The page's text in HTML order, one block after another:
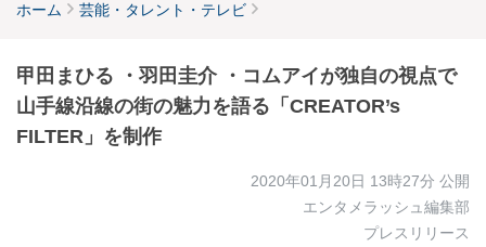
ホーム 芸能・タレント・テレビ
甲田まひる ・羽田圭介 ・コムアイが独自の視点で
山手線沿線の街の魅力を語る「CREATOR’s
FILTER」を制作
2020年01月20日 13時27分 公開
エンタメラッシュ編集部
プレスリリース